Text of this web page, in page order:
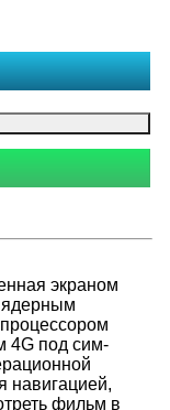
экраном
ядерным
4G под сим-
навигацией,
фильм в